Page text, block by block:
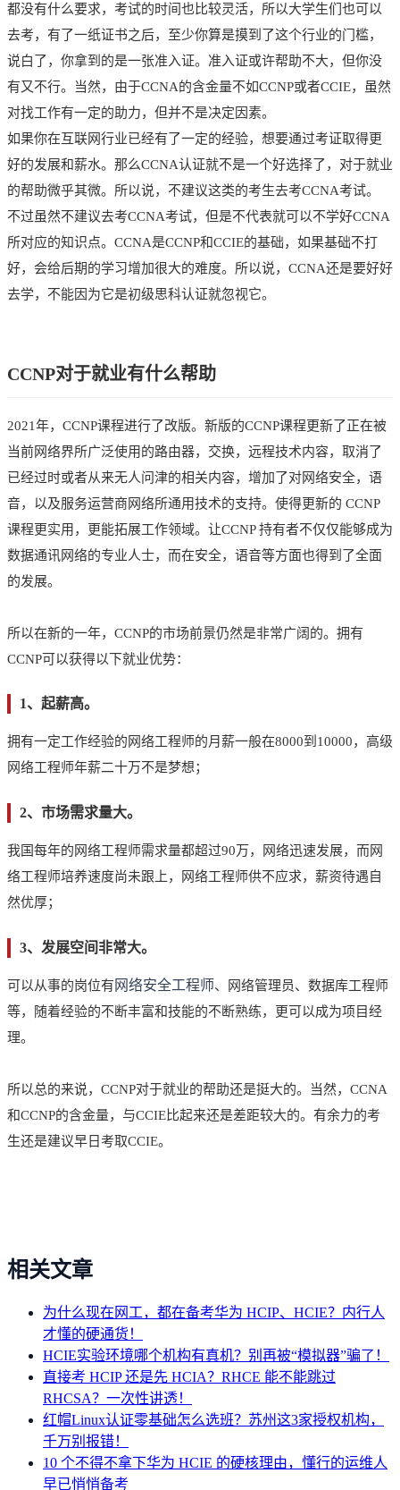
都没有什么要求，考试的时间也比较灵活，所以大学生们也可以
去考，有了一纸证书之后，至少你算是摸到了这个行业的门槛，
说白了，你拿到的是一张准入证。准入证或许帮助不大，但你没
有又不行。当然，由于CCNA的含金量不如CCNP或者CCIE，虽然
对找工作有一定的助力，但并不是决定因素。
如果你在互联网行业已经有了一定的经验，想要通过考证取得更
好的发展和薪水。那么CCNA认证就不是一个好选择了，对于就业
的帮助微乎其微。所以说，不建议这类的考生去考CCNA考试。
不过虽然不建议去考CCNA考试，但是不代表就可以不学好CCNA
所对应的知识点。CCNA是CCNP和CCIE的基础，如果基础不打
好，会给后期的学习增加很大的难度。所以说，CCNA还是要好好
去学，不能因为它是初级思科认证就忽视它。
CCNP对于就业有什么帮助
2021年，CCNP课程进行了改版。新版的CCNP课程更新了正在被
当前网络界所广泛使用的路由器，交换，远程技术内容，取消了
已经过时或者从来无人问津的相关内容，增加了对网络安全，语
音，以及服务运营商网络所通用技术的支持。使得更新的 CCNP
课程更实用，更能拓展工作领域。让CCNP 持有者不仅仅能够成为
数据通讯网络的专业人士，而在安全，语音等方面也得到了全面
的发展。
所以在新的一年，CCNP的市场前景仍然是非常广阔的。拥有
CCNP可以获得以下就业优势：
1、起薪高。
拥有一定工作经验的网络工程师的月薪一般在8000到10000，高级
网络工程师年薪二十万不是梦想；
2、市场需求量大。
我国每年的网络工程师需求量都超过90万，网络迅速发展，而网
络工程师培养速度尚未跟上，网络工程师供不应求，薪资待遇自
然优厚；
3、发展空间非常大。
可以从事的岗位有 网络安全工程师、网络管理员、数据库工程师
等，随着经验的不断丰富和技能的不断熟练，更可以成为项目经
理。
所以总的来说，CCNP对于就业的帮助还是挺大的。当然，CCNA
和CCNP的含金量，与CCIE比起来还是差距较大的。有余力的考
生还是建议早日考取CCIE。
相关文章
为什么现在网工，都在备考华为 HCIP、HCIE？内行人
才懂的硬通货！
HCIE实验环境哪个机构有真机？别再被“模拟器”骗了！
直接考 HCIP 还是先 HCIA？RHCE 能不能跳过
RHCSA？一次性讲透！
红帽Linux认证零基础怎么选班？苏州这3家授权机构，
千万别报错！
10 个不得不拿下华为 HCIE 的硬核理由，懂行的运维人
早已悄悄备考